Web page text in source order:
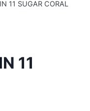
11 SUGAR CORAL
11